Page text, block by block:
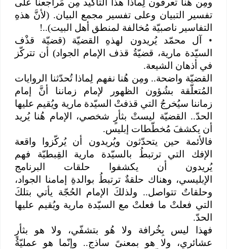
ومِن هُنا تعرفون لِماذا هذا التأكيد مِن مَراجعنا على
تفسير التبيان وعلى تفسير مجمع البيان. (لأنَّ هذهِ
التفاسير ناصبيّة مُخالفة لمنطق أهل البيت)..!
•
آل محمّد يُريدون لهذهِ القضيّة (قضيّة قذْف
السيّدة مارية، قضيّةُ قذف الإمام الجواد) أن تتركّز
في أذهان الشيعة.
القضيّة واضحة.. ومِن هُنا نفهم لِماذا تُحدّثنا الروايات
المُتعلّقة بشُؤون الظهور لإمام زماننا أنَّ إمام
زماننا سيُخرجُ التي قذفتْ السيّدة مارية ويُقيم عليها
الحدّ.. القضيّة ليستْ بثأرٍ شخصي، الإمام هُنا يُريد
أن يكشفَ مُخطّطات إبليس.
فالأئمة حين يتحدّثون ويُريدون أن يُركّزوا واقعة
الإفك التي ترتبطُ بالسيّدة مارية القِبطيّة فهم
يُريدون أن يكشفوا حلقات البرنامج
الإبليسي، وهناك حلقةٌ ترتبطُ بوالدةِ إمامنا الجواد،
وحلقاتٌ تتواصل.. ولذلكَ الإمام الحُجّة يأتي بتلكَ
التي فعلتْ ما فعلتْ مع السيّدة مارية ويُقيم عليها
الحدّ.
فهذا ليس بِخُرافة ولا هُو بتشفّي، ولا هو بثأرٍ
عشائري، ولا هو بمعنىً ساذج.. وإنّما هو عمليّةُ